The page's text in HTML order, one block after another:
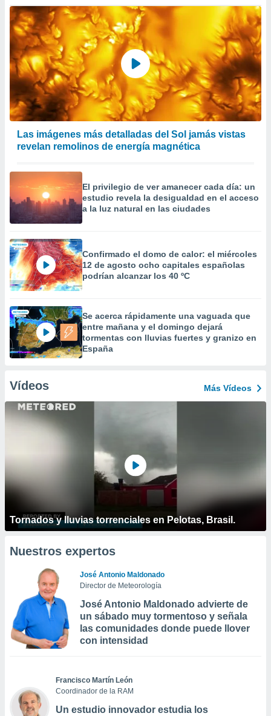
Las imágenes más detalladas del Sol jamás vistas
revelan remolinos de energía magnética
El privilegio de ver amanecer cada día: un
estudio revela la desigualdad en el acceso
a la luz natural en las ciudades
Confirmado el domo de calor: el miércoles
12 de agosto ocho capitales españolas
podrían alcanzar los 40 ºC
Se acerca rápidamente una vaguada que
entre mañana y el domingo dejará
tormentas con lluvias fuertes y granizo en
España
Vídeos Más Vídeos
Tornados y lluvias torrenciales en Pelotas, Brasil.
Nuestros expertos
José Antonio Maldonado
Director de Meteorología
José Antonio Maldonado advierte de
un sábado muy tormentoso y señala
las comunidades donde puede llover
con intensidad
Francisco Martín León
Coordinador de la RAM
Un estudio innovador estudia los